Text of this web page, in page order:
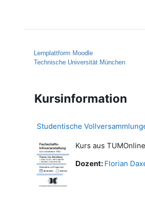
Lernplattform Moodle
Technische Universität München
Kursinformation
Studentische
Kurs aus
Dozent: Florian